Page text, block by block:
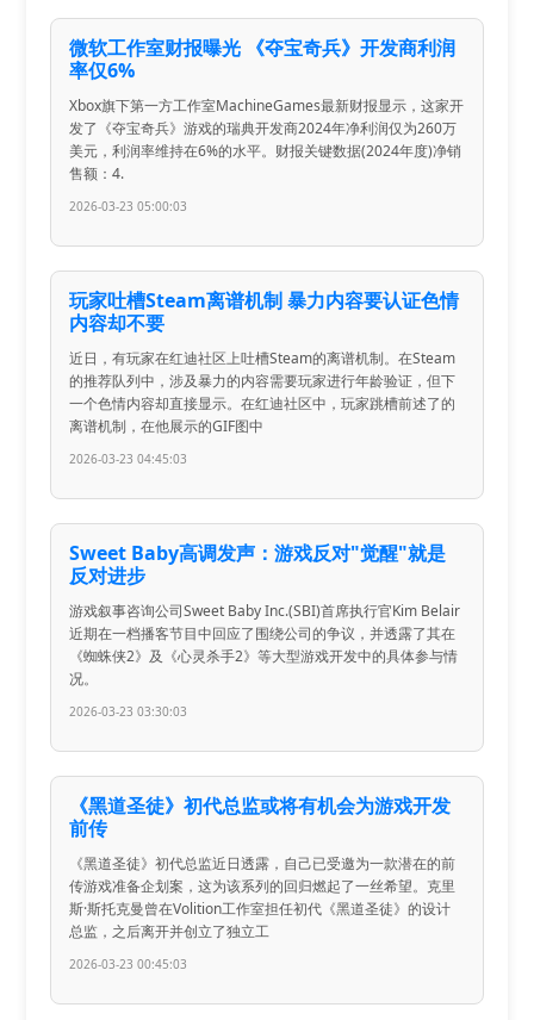
微软工作室财报曝光 《夺宝奇兵》开发商利润
率仅6%
Xbox旗下第一方工作室MachineGames最新财报显示，这家开
发了《夺宝奇兵》游戏的瑞典开发商2024年净利润仅为260万
美元，利润率维持在6%的水平。财报关键数据(2024年度)净销
售额：4.
2026-03-23 05:00:03
玩家吐槽Steam离谱机制 暴力内容要认证色情
内容却不要
近日，有玩家在红迪社区上吐槽Steam的离谱机制。在Steam
的推荐队列中，涉及暴力的内容需要玩家进行年龄验证，但下
一个色情内容却直接显示。在红迪社区中，玩家跳槽前述了的
离谱机制，在他展示的GIF图中
2026-03-23 04:45:03
Sweet Baby高调发声：游戏反对"觉醒"就是
反对进步
游戏叙事咨询公司Sweet Baby Inc.(SBI)首席执行官Kim Belair
近期在一档播客节目中回应了围绕公司的争议，并透露了其在
《蜘蛛侠2》及《心灵杀手2》等大型游戏开发中的具体参与情
况。
2026-03-23 03:30:03
《黑道圣徒》初代总监或将有机会为游戏开发
前传
《黑道圣徒》初代总监近日透露，自己已受邀为一款潜在的前
传游戏准备企划案，这为该系列的回归燃起了一丝希望。克里
斯·斯托克曼曾在Volition工作室担任初代《黑道圣徒》的设计
总监，之后离开并创立了独立工
2026-03-23 00:45:03